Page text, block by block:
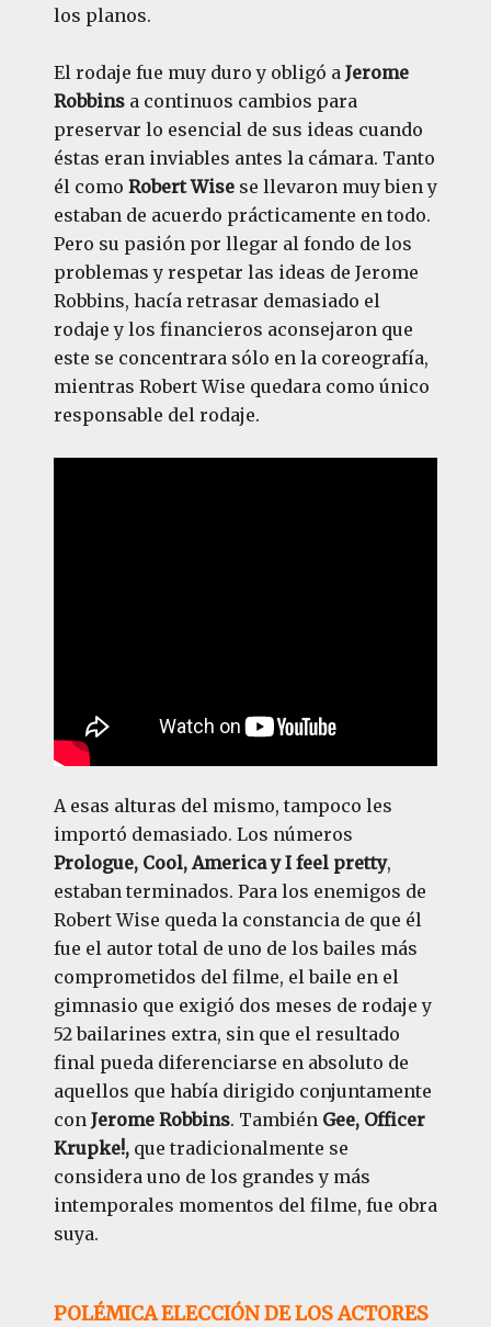
los planos.
El rodaje fue muy duro y obligó a Jerome
Robbinsa continuos cambios para
preservar lo esencial de sus ideas cuando
éstas eran inviables antes la cámara. Tanto
él como Robert Wisese llevaron muy bien y
estaban de acuerdo prácticamente en todo.
Pero su pasión por llegar al fondo de los
problemas y respetar las ideas de Jerome
Robbins, hacía retrasar demasiado el
rodaje y los financieros aconsejaron que
este se concentrara sólo en la coreografía,
mientras Robert Wise quedara como único
responsable del rodaje.
A esas alturas del mismo, tampoco les
importó demasiado. Los números
Prologue, Cool, America y I feel pretty,
estaban terminados. Para los enemigos de
Robert Wise queda la constancia de que él
fue el autor total de uno de los bailes más
comprometidos del filme, el baile en el
gimnasio que exigió dos meses de rodaje y
52 bailarines extra, sin que el resultado
final pueda diferenciarse en absoluto de
aquellos que había dirigido conjuntamente
con Jerome Robbins. También Gee, Officer
Krupke!,que tradicionalmente se
considera uno de los grandes y más
intemporales momentos del filme, fue obra
suya.
POLÉMICAELECCIÓN DE LOS ACTORES